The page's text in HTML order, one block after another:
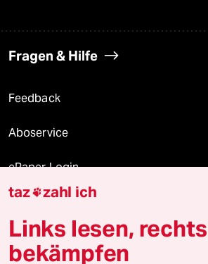
Fragen & Hilfe
Feedback
Aboservice
ePaper Login
Downloads für Abonnierende
taz zahl ich
Links lesen, rechts
bekämpfen